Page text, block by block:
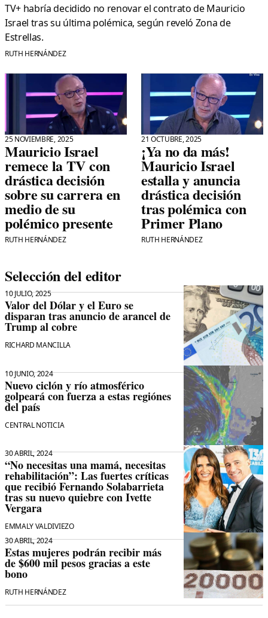
TV+ habría decidido no renovar el contrato de Mauricio
Israel tras su última polémica, según reveló Zona de
Estrellas.
RUTH HERNÁNDEZ
25 NOVIEMBRE, 2025
Mauricio Israel
remece la TV con
drástica decisión
sobre su carrera en
medio de su
polémico presente
RUTH HERNÁNDEZ
21 OCTUBRE, 2025
¡Ya no da más!
Mauricio Israel
estalla y anuncia
drástica decisión
tras polémica con
Primer Plano
RUTH HERNÁNDEZ
Selección del editor
10 JULIO, 2025
Valor del Dólar y el Euro se
disparan tras anuncio de arancel de
Trump al cobre
RICHARD MANCILLA
10 JUNIO, 2024
Nuevo ciclón y río atmosférico
golpeará con fuerza a estas regiónes
del país
CENTRAL NOTICIA
30 ABRIL, 2024
“No necesitas una mamá, necesitas
rehabilitación”: Las fuertes críticas
que recibió Fernando Solabarrieta
tras su nuevo quiebre con Ivette
Vergara
EMMALY VALDIVIEZO
30 ABRIL, 2024
Estas mujeres podrán recibir más
de $600 mil pesos gracias a este
bono
RUTH HERNÁNDEZ